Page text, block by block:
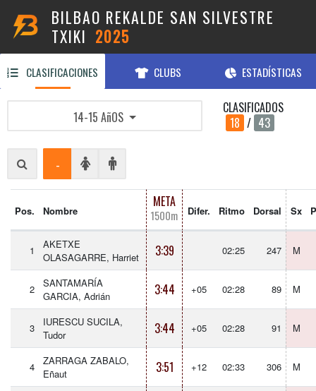
BILBAO REKALDE SAN SILVESTRE
TXIKI 2025
CLASIFICACIONES CLUBS ESTADÍSTICAS
14-15 AñOS
CLASIFICADOS
18 / 43
-
Pos. Nombre
META
1500m Difer. Ritmo Dorsal Sx
1
AKETXE
OLASAGARRE, Harriet
3:39 02:25 247 M
2
SANTAMARÍA
GARCIA, Adrián
3:44 +05 02:28 89 M
3
IURESCU SUCILA,
Tudor
3:44 +05 02:28 91 M
4
ZARRAGA ZABALO,
Eñaut
3:51 +12 02:33 306 M